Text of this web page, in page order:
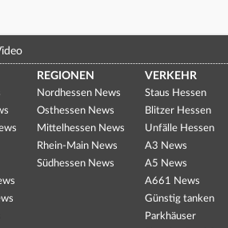
REGIONEN
Nordhessen News
Osthessen News
Mittelhessen News
Rhein-Main News
Südhessen News
VERKEHR
Staus Hessen
Blitzer Hessen
Unfälle Hessen
A3 News
A5 News
A661 News
Günstig tanken
Parkhäuser